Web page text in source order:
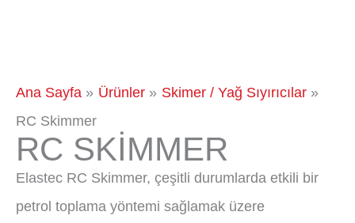
Ana Sayfa Ürünler
Skimer / Yağ Sıyırıcılar
RC Skimmer
RC SKIMMER
Elastec RC Skimmer, çeşitli durumlarda etkili bir
petrol toplama yöntemi sağlamak üzere